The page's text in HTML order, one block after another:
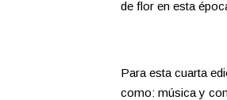
de flor en esta
Para esta cuarta
como: música y